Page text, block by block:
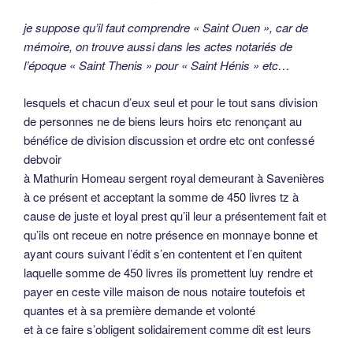
je suppose qu’il faut comprendre « Saint Ouen », car de
mémoire, on trouve aussi dans les actes notariés de
l’époque « Saint Thenis » pour « Saint Hénis » etc…
lesquels et chacun d’eux seul et pour le tout sans division
de personnes ne de biens leurs hoirs etc renonçant au
bénéfice de division discussion et ordre etc ont confessé
debvoir
à Mathurin Homeau sergent royal demeurant à Savenières
à ce présent et acceptant la somme de 450 livres tz à
cause de juste et loyal prest qu’il leur a présentement fait et
qu’ils ont receue en notre présence en monnaye bonne et
ayant cours suivant l’édit s’en contentent et l’en quitent
laquelle somme de 450 livres ils promettent luy rendre et
payer en ceste ville maison de nous notaire toutefois et
quantes et à sa première demande et volonté
et à ce faire s’obligent solidairement comme dit est leurs